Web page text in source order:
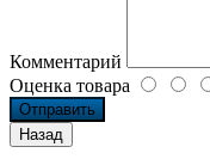
Комментарий
Оценка товара